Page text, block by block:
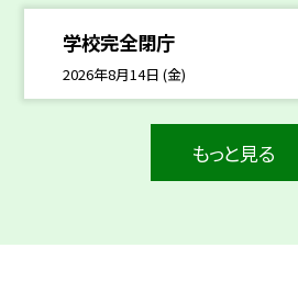
学校完全閉庁
2026年8月14日 (金)
もっと見る